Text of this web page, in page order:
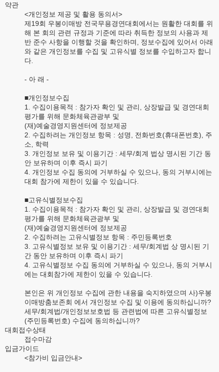
약관
<개인정보 제공 및 활용 동의서>
제19회 우봉이매방 전국무용경연대회에서는 원활한 대회를 위
해 본 회의 관련 규정과 기준에 따라 취득한 정보의 사용과 제
반 준수 사항을 이행할 것을 확인하며, 정보수집에 있어서 아래
와 같은 개인정보를 수집 및 고유식별 정보를 수입하고자 합니
다.
- 아 래 -
■개인정보수집
1. 수집이용목적 : 참가자 확인 및 관리, 상장발급 및 경연대회
평가를 위해 문화체육관광부 및
(재)예술경영지원센터에 정보제공
2. 수집하려는 개인정보 항목 : 성명, 전화번호(휴대폰번호), 주
소, 학력
3. 개인정보 보유 및 이용기간 : 세무/회계 법상 명시된 기간 동
안 보유하며 이후 즉시 파기
4. 개인정보 수집 동의에 거부하실 수 있으나, 동의 거부시에는
대회 참가에 제한이 있을 수 있습니다.
■고유식별정보수집
1. 수집이용목적 : 참가자 확인 및 관리, 상장발급 및 경연대회
평가를 위해 문화체육관광부 및
(재)예술경영지원센터에 정보제공
2. 수집하려는 고유식별정보 항목 : 주민등록번호
3. 고유식별정보 보유 및 이용기간 : 세무/회계법 상 명시된 기
간 동안 보유하며 이후 즉시 파기
4. 고유식별정보 수집 동의에 거부하실 수 있으나, 동의 거부시
에는 대회참가에 제한이 있을 수 있습니다.
본인은 위 개인정보 수집에 관한 내용을 숙지하였으며 사)우봉
이매방춤보존회 에서 개인정보 수집 및 이용에 동의하십니까?
세무/회계법/개인정보보호법 등 관련법에 따른 고유식별정보
(주민등록번호) 수집에 동의하십니까?
대회접수상태
접수마감
입금가이드
<참가비 입금안내>